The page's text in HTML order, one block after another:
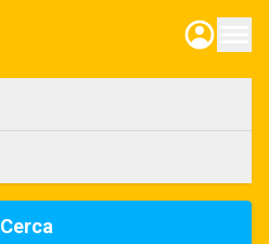
Cerca